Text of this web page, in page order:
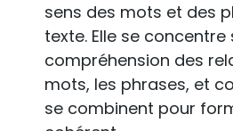
sens des mots et des
texte. Elle se concentre
compréhension des
mots, les phrases, et
se combinent pour